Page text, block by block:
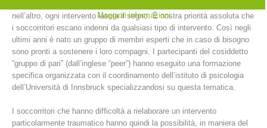
nell’altro, ogni intervento lascia il segno. È nostra priorità assoluta che
i soccorritori escano indenni da qualsiasi tipo di intervento. Così negli
ultimi anni è nato un gruppo di membri esperti che in caso di bisogno
sono pronti a sostenere i loro compagni. I partecipanti del cosiddetto
“gruppo di pari” (dall’inglese “peer”) hanno eseguito una formazione
specifica organizzata con il coordinamento dell’istituto di psicologia
dell’Università di Innsbruck specializzandosi su questa tematica.
I soccorritori che hanno difficoltà a rielaborare un intervento
particolarmente traumatico hanno quindi la possibilità, in maniera del
Maggiori informazioni